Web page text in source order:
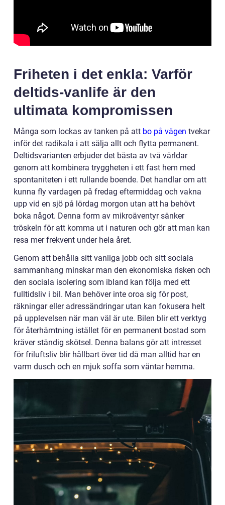
Friheten i det enkla: Varför
deltids-vanlife är den
ultimata kompromissen
Många som lockas av tanken på att bo på vägen tvekar
inför det radikala i att sälja allt och flytta permanent.
Deltidsvarianten erbjuder det bästa av två världar
genom att kombinera tryggheten i ett fast hem med
spontaniteten i ett rullande boende. Det handlar om att
kunna fly vardagen på fredag eftermiddag och vakna
upp vid en sjö på lördag morgon utan att ha behövt
boka något. Denna form av mikroäventyr sänker
tröskeln för att komma ut i naturen och gör att man kan
resa mer frekvent under hela året.
Genom att behålla sitt vanliga jobb och sitt sociala
sammanhang minskar man den ekonomiska risken och
den sociala isolering som ibland kan följa med ett
fulltidsliv i bil. Man behöver inte oroa sig för post,
räkningar eller adressändringar utan kan fokusera helt
på upplevelsen när man väl är ute. Bilen blir ett verktyg
för återhämtning istället för en permanent bostad som
kräver ständig skötsel. Denna balans gör att intresset
för friluftsliv blir hållbart över tid då man alltid har en
varm dusch och en mjuk soffa som väntar hemma.